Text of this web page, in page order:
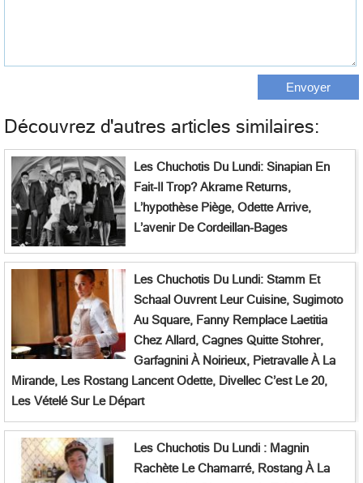
Découvrez d'autres articles similaires:
Les Chuchotis Du Lundi: Sinapian En
Fait-Il Trop? Akrame Returns,
L’hypothèse Piège, Odette Arrive,
L’avenir De Cordeillan-Bages
Les Chuchotis Du Lundi: Stamm Et
Schaal Ouvrent Leur Cuisine, Sugimoto
Au Square, Fanny Remplace Laetitia
Chez Allard, Cagnes Quitte Stohrer,
Garfagnini À Noirieux, Pietravalle À La
Mirande, Les Rostang Lancent Odette, Divellec C’est Le 20,
Les Vételé Sur Le Départ
Les Chuchotis Du Lundi : Magnin
Rachète Le Chamarré, Rostang À La